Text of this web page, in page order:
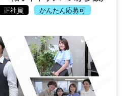
正社員 かんたん応募可